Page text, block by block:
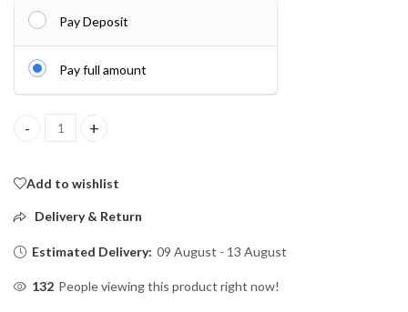
Pay Deposit
Pay full amount
Fashionable Glass Quartz Analog Men's Watch quantity
Add to wishlist
Delivery & Return
Estimated Delivery: 09 August - 13 August
132 People viewing this product right now!